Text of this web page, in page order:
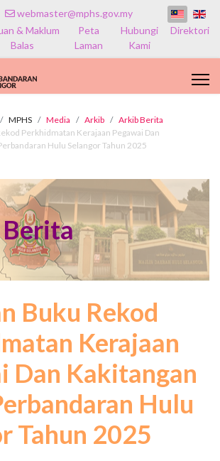
webmaster@mphs.gov.my
& Maklum
Balas
Peta
Laman
Hubungi
Kami
Direktori
MPHS Media Arkib
Arkib Berita
Perkhidmatan Kerajaan Pegawai Dan
Hulu Selangor Tahun 2025
Buku Rekod
Kerajaan
Dan Kakitangan
Hulu
Tahun 2025